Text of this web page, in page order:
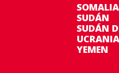
SOMALIA
SUDÁN
SUDÁN
UCRANIA
YEMEN